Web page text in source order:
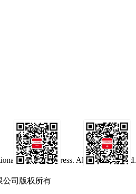
订阅号
Geography Press. All rights reserved.
公司版权所有